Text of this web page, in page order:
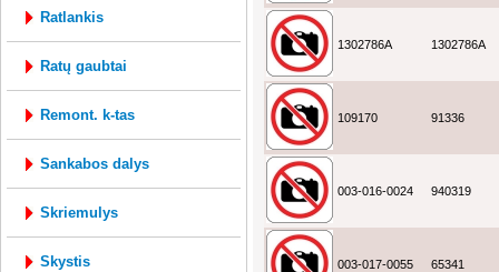
ratlankis
ratų gaubtai
remont. k-tas
sankabos dalys
skriemulys
skystis
1302786A 1302786A
109170 91336
003-016-0024 940319
003-017-0055 65341